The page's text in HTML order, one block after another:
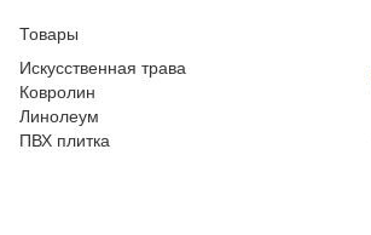
Товары
Искусственная трава
Ковролин
Линолеум
ПВХ плитка